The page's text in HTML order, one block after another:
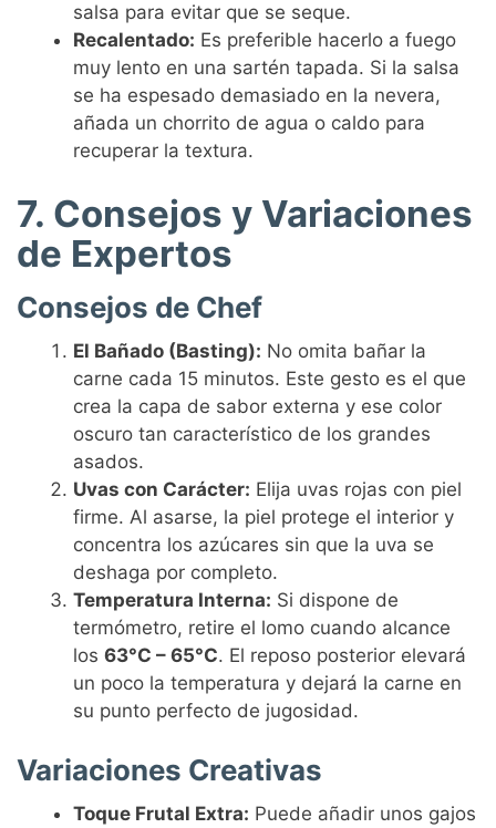
salsa para evitar que se seque.
Recalentado: Es preferible hacerlo a fuego
muy lento en una sartén tapada. Si la salsa
se ha espesado demasiado en la nevera,
añada un chorrito de agua o caldo para
recuperar la textura.
7. Consejos y Variaciones
de Expertos
Consejos de Chef
El Bañado (Basting): No omita bañar la
carne cada 15 minutos. Este gesto es el que
crea la capa de sabor externa y ese color
oscuro tan característico de los grandes
asados.
Uvas con Carácter: Elija uvas rojas con piel
firme. Al asarse, la piel protege el interior y
concentra los azúcares sin que la uva se
deshaga por completo.
Temperatura Interna: Si dispone de
termómetro, retire el lomo cuando alcance
los63°C – 65°C. El reposo posterior elevará
un poco la temperatura y dejará la carne en
su punto perfecto de jugosidad.
Variaciones Creativas
Toque Frutal Extra: Puede añadir unos gajos